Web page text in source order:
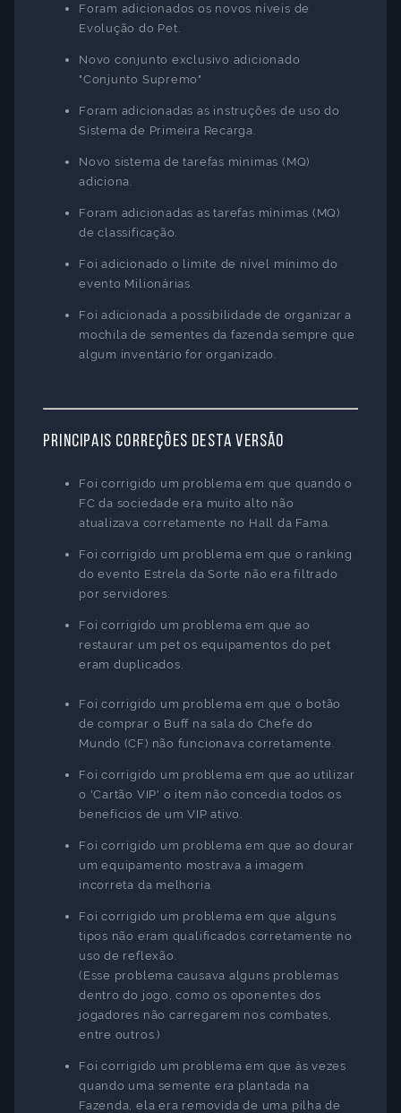
Idioma
jogo
Idioma
Cancelar Atualizar
Foram adicionados os novos níveis de
Evolução do Pet.
Novo conjunto exclusivo adicionado
"Conjunto Supremo"
Foram adicionadas as instruções de uso do
Sistema de Primeira Recarga.
Novo sistema de tarefas mínimas (MQ)
adiciona.
Foram adicionadas as tarefas mínimas (MQ)
de classificação.
Foi adicionado o limite de nível mínimo do
evento Milionárias.
Foi adicionada a possibilidade de organizar a
mochila de sementes da fazenda sempre que
algum inventário for organizado.
Principais correções desta versão
Foi corrigido um problema em que quando o
FC da sociedade era muito alto não
atualizava corretamente no Hall da Fama.
Foi corrigido um problema em que o ranking
do evento Estrela da Sorte não era filtrado
por servidores.
Foi corrigido um problema em que ao
restaurar um pet os equipamentos do pet
eram duplicados.
Foi corrigido um problema em que o botão
de comprar o Buff na sala do Chefe do
Mundo (CF) não funcionava corretamente.
Foi corrigido um problema em que ao utilizar
o 'Cartão VIP' o item não concedia todos os
benefícios de um VIP ativo.
Foi corrigido um problema em que ao dourar
um equipamento mostrava a imagem
incorreta da melhoria.
Foi corrigido um problema em que alguns
tipos não eram qualificados corretamente no
uso de reflexão.
(Esse problema causava alguns problemas
dentro do jogo, como os oponentes dos
jogadores não carregarem nos combates,
entre outros.)
Foi corrigido um problema em que às vezes
quando uma semente era plantada na
Fazenda, ela era removida de uma pilha de